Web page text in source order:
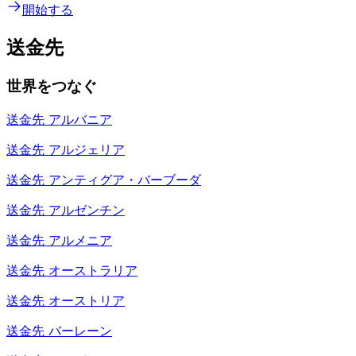
開始する
送金先
世界をつなぐ
送金先 アルバニア
送金先 アルジェリア
送金先 アンティグア・バーブーダ
送金先 アルゼンチン
送金先 アルメニア
送金先 オーストラリア
送金先 オーストリア
送金先 バーレーン